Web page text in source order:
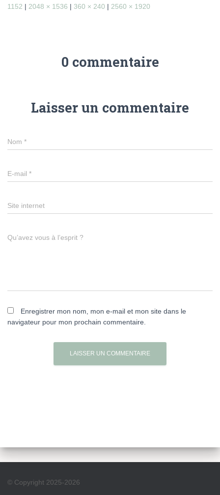
1152 | 2048 × 1536 | 360 × 240 | 2560 × 1920
0 commentaire
Laisser un commentaire
Nom *
E-mail *
Site internet
Qu’avez vous à l’esprit ?
Enregistrer mon nom, mon e-mail et mon site dans le
navigateur pour mon prochain commentaire.
© Copyright 2025-2026